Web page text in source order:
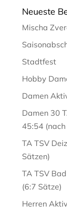
Neueste
Mischa
Stadtfest
Hobby
Damen
Damen 30
45:54
TA TSV
Sätzen)
TA TSV
(6:7 Sätze)
Herren